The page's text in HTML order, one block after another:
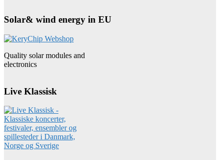
Solar& wind energy in EU
Quality solar modules and
electronics
Live Klassisk